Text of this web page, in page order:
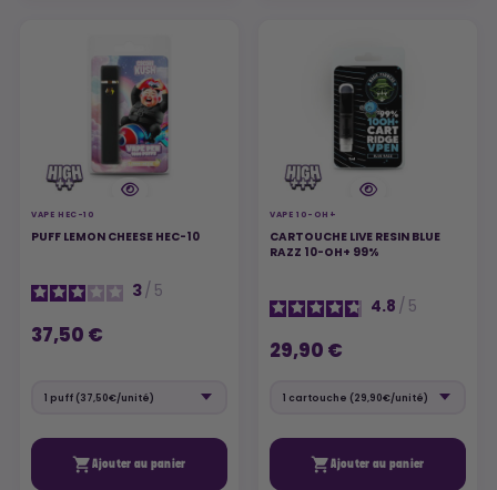
VAPE HEC-10
PUFF LEMON CHEESE HEC-10
3/ 5
37,50 €
Ajouter au panier
VAPE 10-OH+
CARTOUCHE LIVE RESIN BLUE
RAZZ 10-OH+ 99%
4.8 / 5
29,90 €
Ajouter au panier